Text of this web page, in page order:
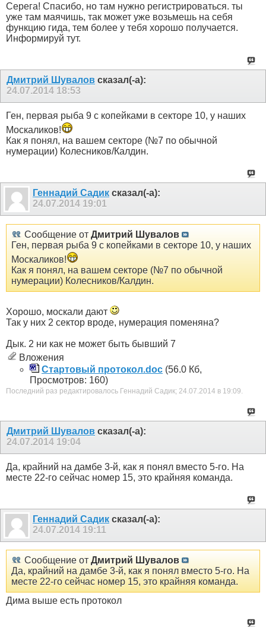
Серега! Спасибо, но там нужно регистрироваться. ты
уже там маячишь, так может уже возьмешь на себя
функцию гида, тем более у тебя хорошо получается.
Информируй тут.
Дмитрий Шувалов сказал(-а):
24.07.2014 18:53
Ген, первая рыба 9 с копейками в секторе 10, у наших
Москаликов!
Как я понял, на вашем секторе (№7 по обычной
нумерации) Колесников/Калдин.
Геннадий Садик сказал(-а):
24.07.2014 19:01
Сообщение от Дмитрий Шувалов
Ген, первая рыба 9 с копейками в секторе 10, у наших
Москаликов!
Как я понял, на вашем секторе (№7 по обычной
нумерации) Колесников/Калдин.
Хорошо, москали дают
Так у них 2 сектор вроде, нумерация поменяна?
Дык. 2 ни как не может быть бывший 7
Вложения
Стартовый протокол.doc
Просмотров: 160)
Последний раз редактировалось Геннадий Садик; 24.07.2014 в 19:09.
Дмитрий Шувалов сказал(-а):
24.07.2014 19:04
Да, крайний на дамбе 3-й, как я понял вместо 5-го. На
месте 22-го сейчас номер 15, это крайняя команда.
Геннадий Садик сказал(-а):
24.07.2014 19:11
Сообщение от Дмитрий Шувалов
Да, крайний на дамбе 3-й, как я понял вместо 5-го. На
месте 22-го сейчас номер 15, это крайняя команда.
Дима выше есть протокол